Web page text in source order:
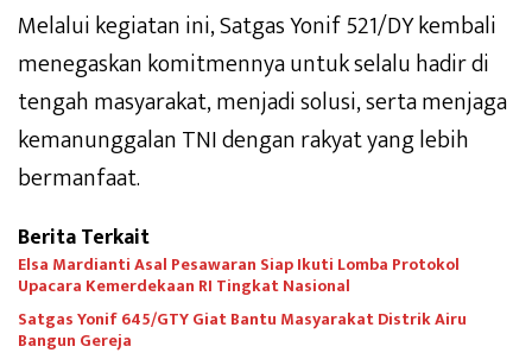
Melalui kegiatan ini, Satgas Yonif 521/DY kembali
menegaskan komitmennya untuk selalu hadir di
tengah masyarakat, menjadi solusi, serta menjaga
kemanunggalan TNI dengan rakyat yang lebih
bermanfaat.
Berita Terkait
Elsa Mardianti Asal Pesawaran Siap Ikuti Lomba Protokol
Upacara Kemerdekaan RI Tingkat Nasional
Satgas Yonif 645/GTY Giat Bantu Masyarakat Distrik Airu
Bangun Gereja ‎